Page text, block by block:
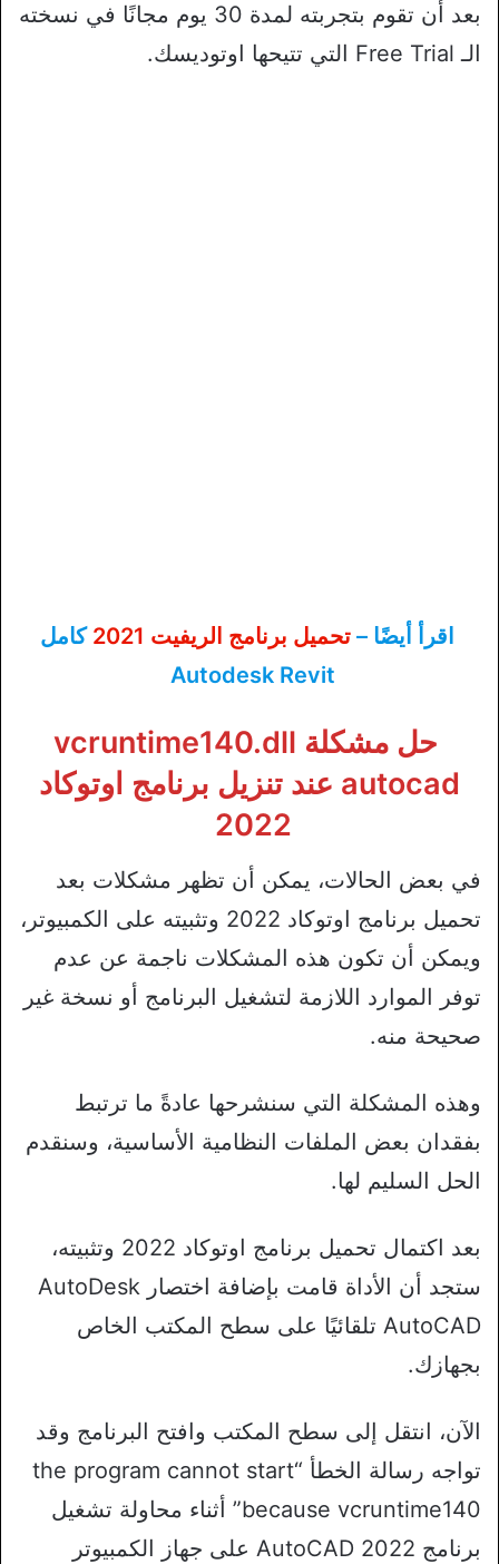
بعد أن تقوم بتجربته لمدة 30 يوم مجانًا في نسخته
الـ Free Trial التي تتيحها اوتوديسك.
اقرأ أيضًا –تحميل برنامج الريفيت 2021
كامل
Autodesk Revit
حل مشكلة vcruntime140.dll
autocad عند تنزيل برنامج اوتوكاد
2022
في بعض الحالات، يمكن أن تظهر مشكلات بعد
تحميل برنامج اوتوكاد 2022 وتثبيته على الكمبيوتر،
ويمكن أن تكون هذه المشكلات ناجمة عن عدم
توفر الموارد اللازمة لتشغيل البرنامج أو نسخة غير
صحيحة منه.
وهذه المشكلة التي سنشرحها عادةً ما ترتبط
بفقدان بعض الملفات النظامية الأساسية، وسنقدم
الحل السليم لها.
بعد اكتمال تحميل برنامج اوتوكاد 2022 وتثبيته،
ستجد أن الأداة قامت بإضافة اختصار AutoDesk
AutoCAD تلقائيًا على سطح المكتب الخاص
بجهازك.
الآن، انتقل إلى سطح المكتب وافتح البرنامج وقد
تواجه رسالة الخطأ “the program cannot start
because vcruntime140” أثناء محاولة تشغيل
برنامج AutoCAD 2022 على جهاز الكمبيوتر